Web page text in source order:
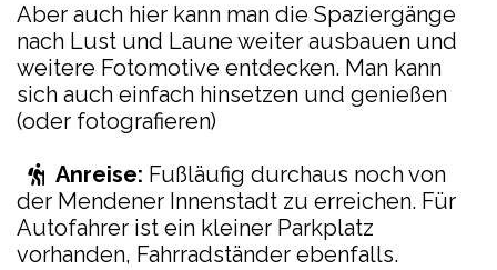
Aber auch hier kann man die Spaziergänge
nach Lust und Laune weiter ausbauen und
weitere Fotomotive entdecken. Man kann
sich auch einfach hinsetzen und genießen
(oder fotografieren)
Anreise: Fußläufig durchaus noch von
der Mendener Innenstadt zu erreichen. Für
Autofahrer ist ein kleiner Parkplatz
vorhanden, Fahrradständer ebenfalls.